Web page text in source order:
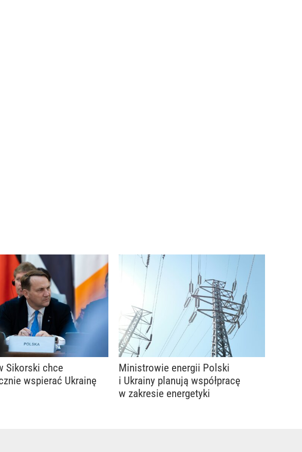
Sikorski chce
wspierać Ukrainę
Ministrowie energii Polski
i Ukrainy planują współpracę
w zakresie energetyki